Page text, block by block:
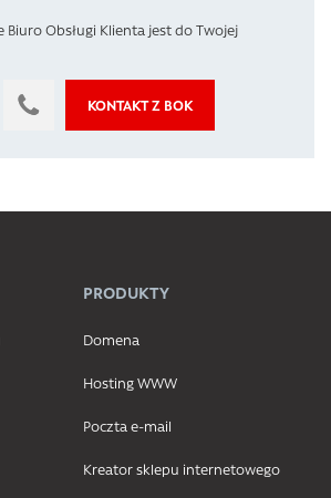
Biuro Obsługi Klienta jest do Twojej
KONTAKT Z BOK
PRODUKTY
Domena
Hosting WWW
Poczta e-mail
Kreator sklepu internetowego